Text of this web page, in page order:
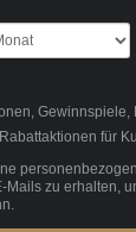
Gewinnspiele,
für
Mails zu erhalten,